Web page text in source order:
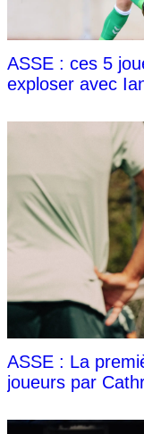
ASSE : ces 5
exploser avec
ASSE : La
joueurs par